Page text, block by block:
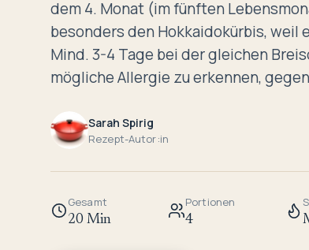
dem 4. Monat (im fünften
besonders den Hokkaidokürbis, weil
Mind. 3-4 Tage bei der gleichen
mögliche Allergie zu erkennen,
Sarah Spirig
Rezept-Autor:in
Gesamt
20 Min
Portionen
4